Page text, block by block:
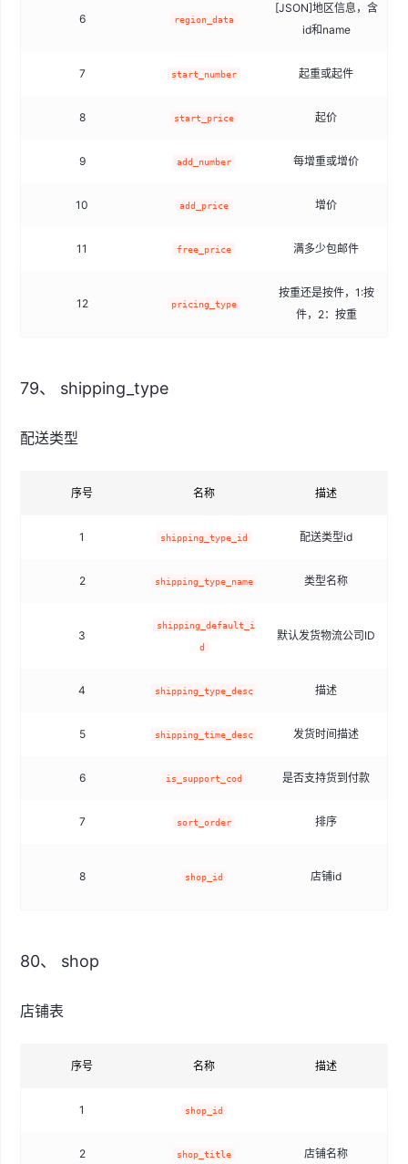
6 region_data
[JSON]地区信息，含
id和name
7 start_number 起重或起件
8 start_price 起价
9 add_number 每增重或增价
10 add_price 增价
11 free_price 满多少包邮件
12 pricing_type
按重还是按件，1:按
件，2：按重
79、 shipping_type
配送类型
序号 名称 描述
1 shipping_type_id 配送类型id
2 shipping_type_name 类型名称
3
shipping_default_i
d
默认发货物流公司ID
4 shipping_type_desc 描述
5 shipping_time_desc 发货时间描述
6 is_support_cod 是否支持货到付款
7 sort_order 排序
8 shop_id 店铺id
80、 shop
店铺表
序号 名称 描述
1 shop_id
2 shop_title 店铺名称